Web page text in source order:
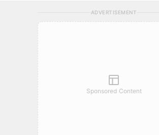
ADVERTISEMENT
Sponsored Content